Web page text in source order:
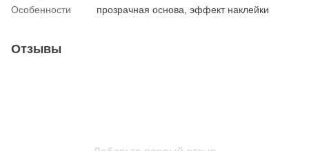
Особенности прозрачная основа, эффект наклейки
Отзывы